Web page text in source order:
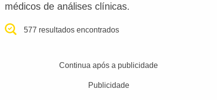
médicos de análises clínicas.
577 resultados encontrados
Continua após a publicidade
Publicidade